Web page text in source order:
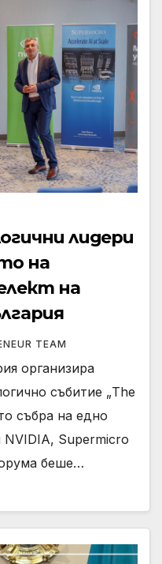
лидери
на
на
TEAM
организира
събитие „The
събра на едно
NVIDIA, Supermicro
беше…